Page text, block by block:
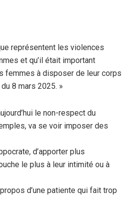
représentent les violences
et qu’il était important
femmes à disposer de leur corps
8 mars 2025. »
le non-respect du
va se voir imposer des
d’apporter plus
le plus à leur intimité ou à
d’une patiente qui fait trop